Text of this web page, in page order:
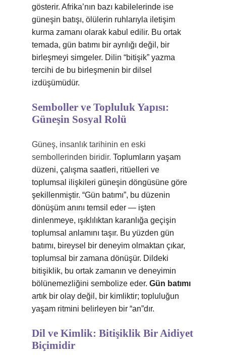
gösterir. Afrika’nın bazı kabilelerinde ise
güneşin batışı, ölülerin ruhlarıyla iletişim
kurma zamanı olarak kabul edilir. Bu ortak
temada, gün batımı bir ayrılığı değil, bir
birleşmeyi simgeler. Dilin “bitişik” yazma
tercihi de bu birleşmenin bir dilsel
izdüşümüdür.
Semboller ve Topluluk Yapısı:
Güneşin Sosyal Rolü
Güneş, insanlık tarihinin en eski
sembollerinden biridir. Toplumların yaşam
düzeni, çalışma saatleri, ritüelleri ve
toplumsal ilişkileri güneşin döngüsüne göre
şekillenmiştir. “Gün batımı”, bu düzenin
dönüşüm anını temsil eder — işten
dinlenmeye, ışıklılıktan karanlığa geçişin
toplumsal anlamını taşır. Bu yüzden gün
batımı, bireysel bir deneyim olmaktan çıkar,
toplumsal bir zamana dönüşür. Dildeki
bitişiklik, bu ortak zamanın ve deneyimin
bölünemezliğini sembolize eder. Gün batımı
artık bir olay değil, bir kimliktir; topluluğun
yaşam ritmini belirleyen bir “an”dır.
Dil ve Kimlik: Bitişiklik Bir Aidiyet
Biçimidir